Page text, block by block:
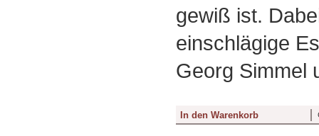
gewiß ist.
einschlägige
Georg Simmel